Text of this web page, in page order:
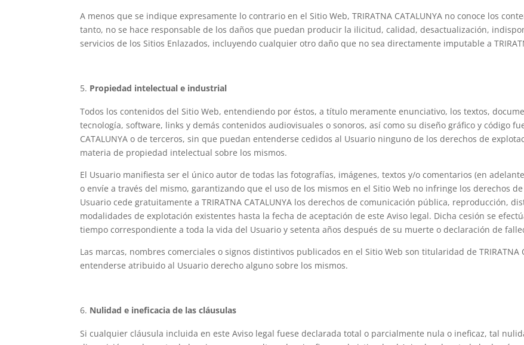
A menos que se indique expresamente lo contrario en el Sitio Web, TRIRATNA CATALUNYA no conoce los
tanto, no se hace responsable de los daños que puedan producir la ilicitud, calidad, desactualización,
servicios de los Sitios Enlazados, incluyendo cualquier otro daño que no sea directamente imputable a
Propiedad intelectual e industrial
Todos los contenidos del Sitio Web, entendiendo por éstos, a título meramente enunciativo, los textos,
tecnología, software, links y demás contenidos audiovisuales o sonoros, así como su diseño gráfico y código
CATALUNYA o de terceros, sin que puedan entenderse cedidos al Usuario ninguno de los derechos de
materia de propiedad intelectual sobre los mismos.
El Usuario manifiesta ser el único autor de todas las fotografías, imágenes, textos y/o comentarios (en
o envíe a través del mismo, garantizando que el uso de los mismos en el Sitio Web no infringe los derechos
Usuario cede gratuitamente a TRIRATNA CATALUNYA los derechos de comunicación pública, reproducción,
modalidades de explotación existentes hasta la fecha de aceptación de este Aviso legal. Dicha cesión se
tiempo correspondiente a toda la vida del Usuario y setenta años después de su muerte o declaración de
Las marcas, nombres comerciales o signos distintivos publicados en el Sitio Web son titularidad de TRIRATNA
entenderse atribuido al Usuario derecho alguno sobre los mismos.
Nulidad e ineficacia de las cláusulas
Si cualquier cláusula incluida en este Aviso legal fuese declarada total o parcialmente nula o ineficaz, tal